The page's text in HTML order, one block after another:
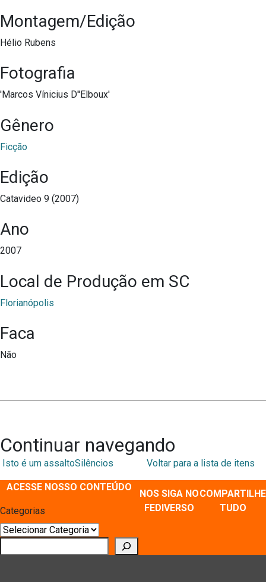
Montagem/Edição
Hélio Rubens
Fotografia
'Marcos Vínicius D''Elboux'
Gênero
Ficção
Edição
Catavideo 9 (2007)
Ano
2007
Local de Produção em SC
Florianópolis
Faca
Não
Continuar navegando
Isto é um assaltoSilêncios Voltar para a lista de itens
ACESSE NOSSO CONTEÚDO
Categorias
NOS SIGA NO
FEDIVERSO
COMPARTILHE
TUDO